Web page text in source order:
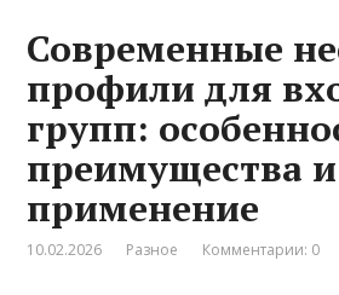
Современные
профили для
групп:
преимущества и
применение
10.02.2026 Разное Комментарии: 0